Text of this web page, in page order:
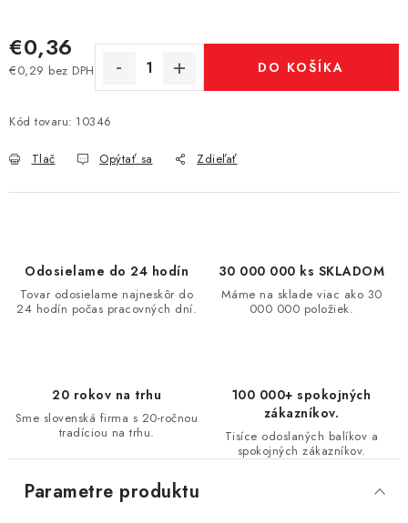
€0,36
€0,29 bez DPH
Jednotková cena:
DO KOŠÍKA
Kód tovaru: 10346
Tlač Opýtať sa Zdieľať
Odosielame do 24 hodín
Tovar odosielame najneskôr do
24 hodín počas pracovných dní.
30 000 000 ks SKLADOM
Máme na sklade viac ako 30
000 000 položiek.
20 rokov na trhu
Sme slovenská firma s 20-ročnou
tradíciou na trhu.
100 000+ spokojných
zákazníkov.
Tisíce odoslaných balíkov a
spokojných zákazníkov.
Parametre produktu